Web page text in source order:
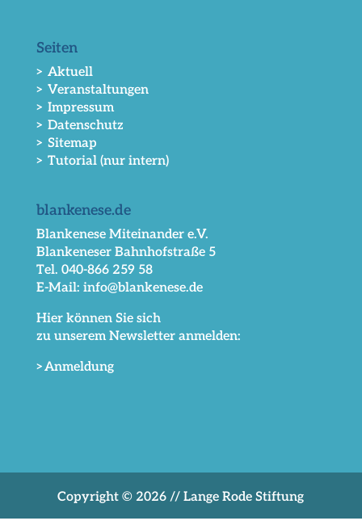
Seiten
> Aktuell
> Veranstaltungen
> Impressum
> Datenschutz
> Sitemap
> Tutorial (nur intern)
blankenese.de
Blankenese Miteinander e.V.
Blankeneser Bahnhofstraße 5
Tel. 040-866 259 58
E-Mail: info@blankenese.de
Hier können Sie sich
zu unserem Newsletter anmelden:
>Anmeldung
Copyright © 2026 // Lange Rode Stiftung